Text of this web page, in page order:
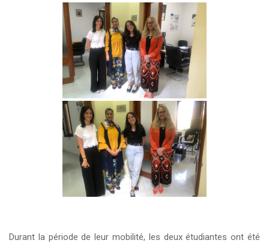
Durant la période de leur mobilité, les deux étudiantes ont été